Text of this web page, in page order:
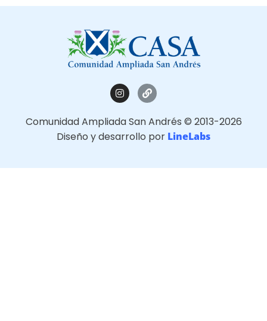
Comunidad Ampliada San Andrés © 2013-2026
Diseño y desarrollo por LineLabs